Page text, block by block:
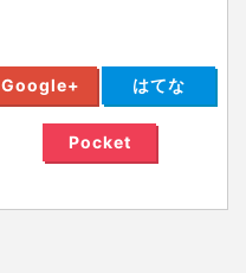
Google+ はてな
Pocket